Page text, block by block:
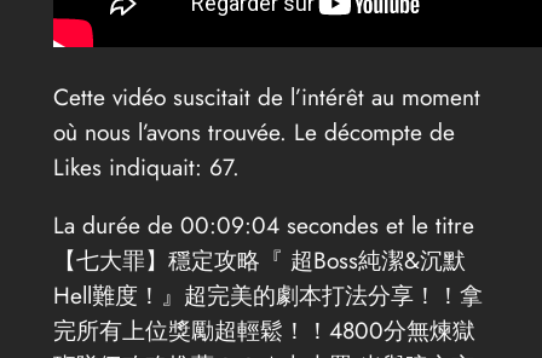
Cette vidéo suscitait de l’intérêt au moment
où nous l’avons trouvée. Le décompte de
Likes indiquait: 67.
La durée de 00:09:04 secondes et le titre
【七大罪】穩定攻略『 超Boss純潔&沉默
Hell難度！』超完美的劇本打法分享！！拿
完所有上位獎勵超輕鬆！！4800分無煉獄